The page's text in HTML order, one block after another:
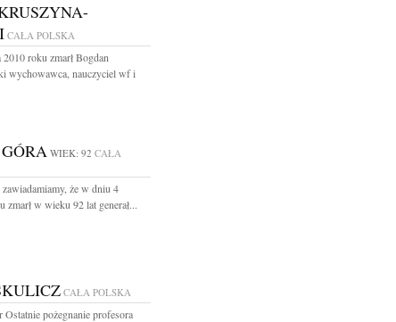
CAŁA POLSKA
roku zmarł Bogdan
wychowawca, nauczyciel wf i
WIEK: 92 CAŁA
zawiadamiamy, że w dniu 4
zmarł w wieku 92 lat generał...
CAŁA POLSKA
pożegnanie profesora